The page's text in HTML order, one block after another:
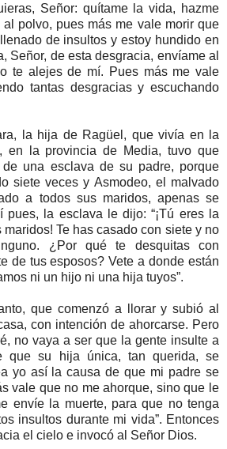
Señor: quítame la vida, hazme
polvo, pues más me vale morir que
de insultos y estoy hundido en
Señor, de esta desgracia, envíame al
te alejes de mí. Pues más me vale
tantas desgracias y escuchando
la hija de Ragüel, que vivía en la
en la provincia de Media, tuvo que
una esclava de su padre, porque
siete veces y Asmodeo, el malvado
a todos sus maridos, apenas se
pues, la esclava le dijo: “¡Tú eres la
Te has casado con siete y no
¿Por qué te desquitas con
de tus esposos? Vete a donde están
ni un hijo ni una hija tuyos”.
que comenzó a llorar y subió al
con intención de ahorcarse. Pero
no vaya a ser que la gente insulte a
que su hija única, tan querida, se
yo así la causa de que mi padre se
vale que no me ahorque, sino que le
envíe la muerte, para que no tenga
insultos durante mi vida”. Entonces
el cielo e invocó al Señor Dios.